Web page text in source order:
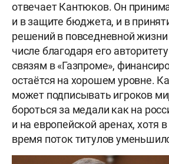
отвечает Кантюков. Он
и в защите бюджета, и в
решений в повседневной
числе благодаря его
связям в «Газпроме»,
остаётся на хорошем уровне.
может подписывать игроков
бороться за медали как на
и на европейской аренах, хотя
время поток титулов